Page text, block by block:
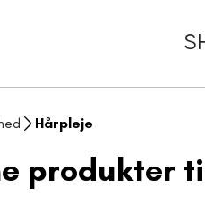
Hårpleje
produkter